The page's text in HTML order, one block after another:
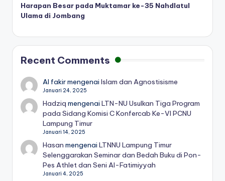
Harapan Besar pada Muktamar ke-35 Nahdlatul
Ulama di Jombang
Recent Comments
Al fakirmengenaiIslam dan Agnostisisme
Januari 24, 2025
Hadziq mengenaiLTN-NU Usulkan Tiga Program
pada Sidang Komisi C Konfercab Ke-VI PCNU
Lampung Timur
Januari 14, 2025
Hasan mengenaiLTNNU Lampung Timur
Selenggarakan Seminar dan Bedah Buku di Pon-
Pes Athlet dan Seni Al-Fatimiyyah
Januari 4, 2025